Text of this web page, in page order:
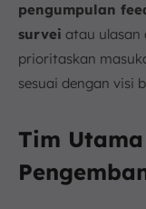
pengumpulan
survei atau ulasan
prioritaskan
sesuai dengan visi
Tim